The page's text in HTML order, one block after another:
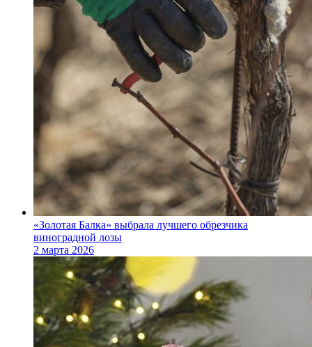
«Золотая Балка» выбрала лучшего обрезчика
виноградной лозы
2 марта 2026